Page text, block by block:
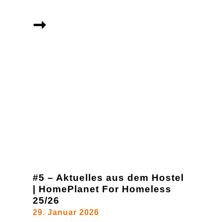
➞
#5 – Aktuelles aus dem Hostel
| HomePlanet For Homeless
25/26
29. Januar 2026